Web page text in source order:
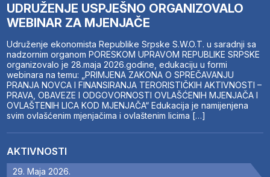
UDRUŽENJE USPJEŠNO ORGANIZOVALO
WEBINAR ZA MJENJAČE
Udruženje ekonomista Republike Srpske S.W.O.T. u saradnji sa
nadzornim organom PORESKOM UPRAVOM REPUBLIKE SRPSKE
organizovalo je 28.maja 2026.godine, edukaciju u formi
webinara na temu: „PRIMJENA ZAKONA O SPREČAVANJU
PRANJA NOVCA I FINANSIRANJA TERORISTIČKIH AKTIVNOSTI –
PRAVA, OBAVEZE I ODGOVORNOSTI OVLAŠĆENIH MJENJAČA I
OVLAŠTENIH LICA KOD MJENJAČA“ Edukacija je namijenjena
svim ovlašćenim mjenjačima i ovlaštenim licima […]
AKTIVNOSTI
29. Maja 2026.